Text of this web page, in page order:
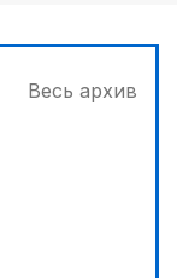
Весь архив